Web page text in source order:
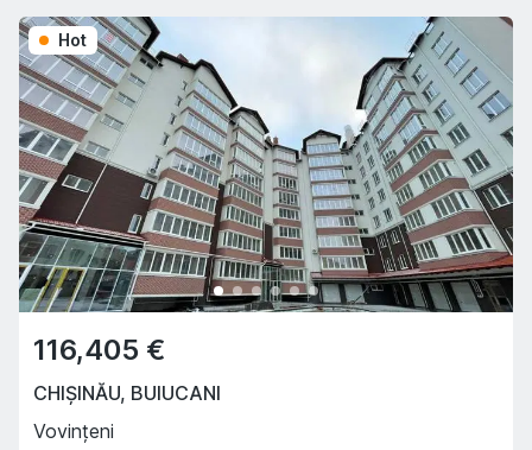
Hot
116,405 €
CHIȘINĂU, BUIUCANI
Vovințeni